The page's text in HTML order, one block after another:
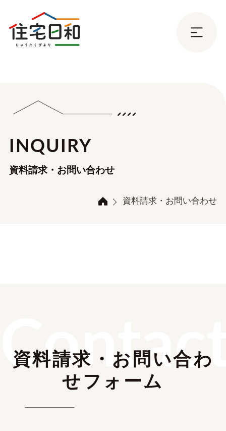
INQUIRY
資料請求・お問い合わせ
資料請求・お問い合わせ
資料請求・お問い合わ
せフォーム